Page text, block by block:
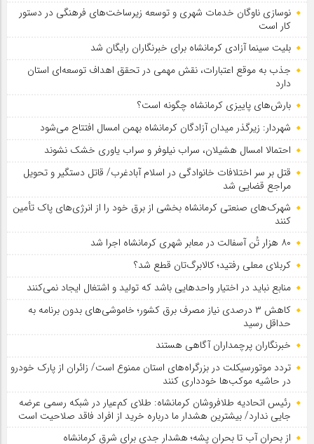
نوسازی ناوگان خدمات شهری و توسعه زیرساخت‌های فرهنگی در دستور
کار است
بلیت سینما آزادی کرمانشاه برای خبرنگاران رایگان شد
جذب به موقع اعتبارات، نقش مهمی در تحقق اهداف توسعه‌ای استان
دارد
بارش‌های پاییزی کرمانشاه چگونه است؟
شهردار: زیرگذر میدان آزادگان کرمانشاه بهمن امسال افتتاح می‌شود
احتمالا امسال هشیلان، سراب نیلوفر و سراب یاوری خشک نشوند
قتل بر سر اختلافات خانوادگی در اسلام آبادغرب/ قاتل دستگیر و تحویل
مراجع قضایی شد
شهرک‌های صنعتی کرمانشاه بخشی از برق خود را از انرژی‌های پاک تأمین
کنند
۸۰ هزار تُن آسفالت در معابر شهری کرمانشاه اجرا شد
کربلای معلی رفتید؛ کالابرگ‌تان قطع شد؟
منابع نباید در اختیار واحدهایی باشد که تولید و اشتغال ایجاد نمی‌کنند
کاهش ۳ درصدی نیاز مصرف برق کشور؛ خاموشی‌های بدون برنامه به
حداقل رسید
خبرنگاران پرچمداران آگاهی هستند
تردد موتورسیکلت در بزرگراه‌های استان ممنوع است/ زائران از پارک خودرو
در حاشیه موکب‌ها خودداری کنند
رئیس اتحادیه طلافروشان کرمانشاه: طلای کم‌عیار در شبکه رسمی عرضه
جایی ندارد/ بیشترین هشدار ما درباره خرید از افراد فاقد صلاحیت است
از بحران آب تا بحران پشه؛ هشدار جدی برای شرق کرمانشاه